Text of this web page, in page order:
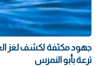
جهود مكثفة لكشف لغز
ترعة بأبو النمرس